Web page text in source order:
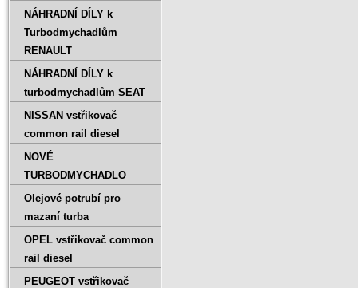
NÁHRADNÍ DÍLY k
Turbodmychadlům
RENAULT
NÁHRADNÍ DÍLY k
turbodmychadlům SEAT
NISSAN vstřikovač
common rail diesel
NOVÉ
TURBODMYCHADLO
Olejové potrubí pro
mazaní turba
OPEL vstřikovač common
rail diesel
PEUGEOT vstřikovač